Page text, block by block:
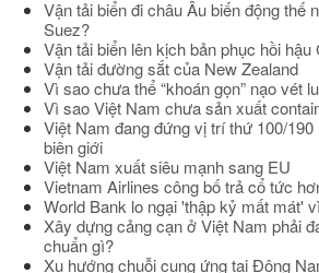
Vận tải biển đi châu Âu biến động thế
Suez?
Vận tải biển lên kịch bản phục hồi hậu
Vận tải đường sắt của New Zealand
Vì sao chưa thể “khoán gọn” nạo vét
Vì sao Việt Nam chưa sản xuất
Việt Nam đang đứng vị trí thứ 100/
biên giới
Việt Nam xuất siêu mạnh sang EU
Vietnam Airlines công bố trả cổ tức
World Bank lo ngại 'thập kỷ mất mát'
Xây dựng cảng cạn ở Việt Nam phải
chuẩn gì?
Xu hướng chuỗi cung ứng tại Đông